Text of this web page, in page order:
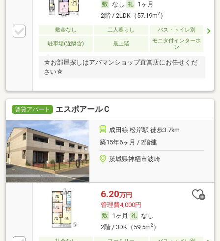
なし
1ヶ月
2階 / 2LDK（57.19m2）
敷金なし 二人暮らし バス・トイレ別
駐車場(近隣含) 最上階
モニタ付インターホ
ン
☆お部屋探しはアパマンショップ直営店にお任せくだ
さい☆
賃貸アパート エスポアールＣ
成田線 松岸駅 徒歩3.7km
築15年6ヶ月 / 2階建
茨城県神栖市波崎
6.20万円
管理費4,000円
1ヶ月
なし
2階 / 3DK（59.5m2）